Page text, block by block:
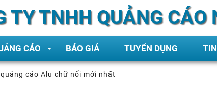
TY TNHH QUẢNG
CÁO BÁO GIÁ TUYỂN DỤNG
cáo Alu chữ nổi mới nhất